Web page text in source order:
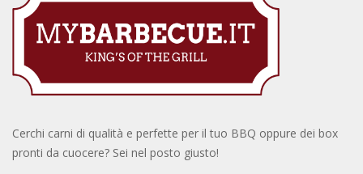
Cerchi carni di qualità e perfette per il tuo BBQ oppure dei box
pronti da cuocere? Sei nel posto giusto!